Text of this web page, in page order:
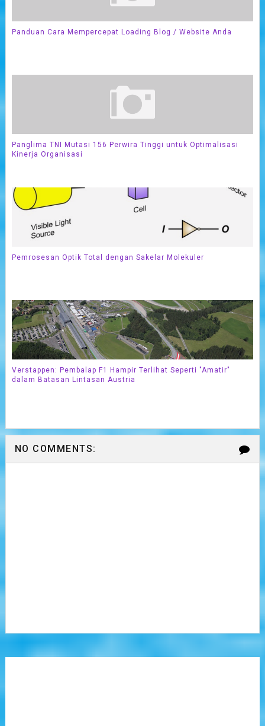
Panduan Cara Mempercepat Loading Blog / Website Anda
Panglima TNI Mutasi 156 Perwira Tinggi untuk Optimalisasi
Kinerja Organisasi
Pemrosesan Optik Total dengan Sakelar Molekuler
Verstappen: Pembalap F1 Hampir Terlihat Seperti "Amatir"
dalam Batasan Lintasan Austria
NO COMMENTS: